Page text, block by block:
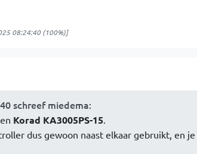
08:24:40(100%)]
schreef miedema:
Korad KA3005PS-15.
dus gewoon naast elkaar gebruikt, en